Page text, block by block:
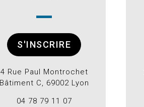
S'INSCRIRE
4 Rue Paul Montrochet
Bâtiment C, 69002 Lyon
04 78 79 11 07